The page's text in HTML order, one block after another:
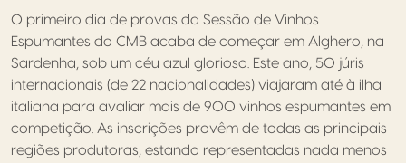
O primeiro dia de provas da Sessão de Vinhos
Espumantes do CMB acaba de começar em Alghero, na
Sardenha, sob um céu azul glorioso. Este ano, 50 júris
internacionais (de 22 nacionalidades) viajaram até à ilha
italiana para avaliar mais de 900 vinhos espumantes em
competição. As inscrições provêm de todas as principais
regiões produtoras, estando representadas nada menos